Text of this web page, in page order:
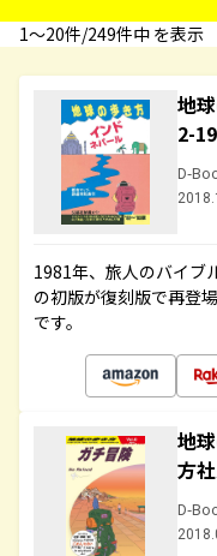
1〜20件/249件中 を表示
地
2-
D-
1981年、旅人のバイブ
の初版が復刻版で再登
です。
地
方
D-